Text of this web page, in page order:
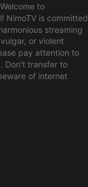
Welcome to
NimoTV is committed
streaming
or violent
pay attention to
Don't transfer to
of internet